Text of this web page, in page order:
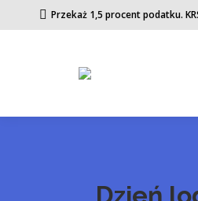
Przekaż 1,5 procent podatku.
Dzień